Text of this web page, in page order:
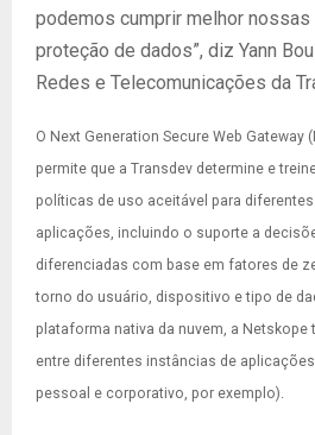
podemos cumprir melhor
proteção de dados”, diz Yann
Redes e Telecomunicações da
O Next Generation Secure Web Gateway
permite que a Transdev determine e
políticas de uso aceitável para
aplicações, incluindo o suporte a
diferenciadas com base em fatores de
torno do usuário, dispositivo e tipo de
plataforma nativa da nuvem, a
entre diferentes instâncias de
pessoal e corporativo, por exemplo).